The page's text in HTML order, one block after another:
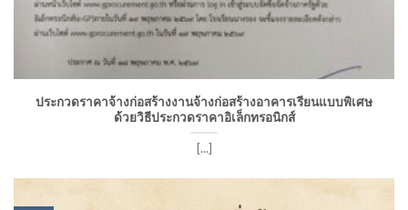
ประกวดราคาจ้างก่อสร้างงานจ้างก่อสร้างอาคารเรียนแบบพิเศษ
ด้วยวิธีประกวดราคาอิเล็กทรอนิกส์
[...]